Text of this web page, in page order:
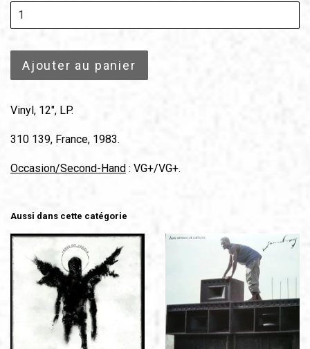
Ajouter au panier
Vinyl, 12", LP.
310 139, France, 1983.
Occasion/Second-Hand : VG+/VG+.
Aussi dans cette catégorie